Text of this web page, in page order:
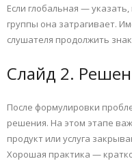
Если глобальная —
группы она затрагивает.
слушателя продолжить
Слайд 2.
После формулировки
решения. На этом этапе
продукт или услуга
Хорошая практика —